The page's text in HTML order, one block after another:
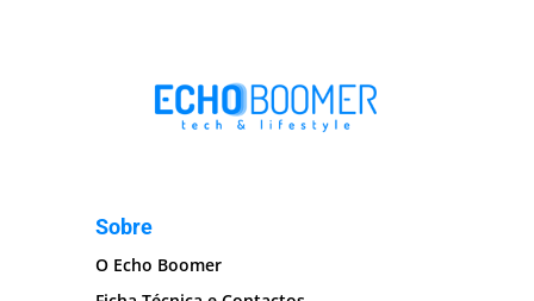
Sobre
O Echo Boomer